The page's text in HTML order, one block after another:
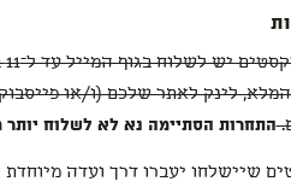
לינק לאתר שלכם (ו/או
התחרות הסתיימה נא לא לשלוח יותר